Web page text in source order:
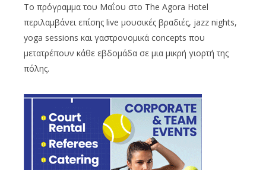
Το πρόγραμμα του Μαΐου στο The Agora Hotel
περιλαμβάνει επίσης live μουσικές βραδιές, jazz nights,
yoga sessions και γαστρονομικά concepts που
μετατρέπουν κάθε εβδομάδα σε μια μικρή γιορτή της
πόλης.